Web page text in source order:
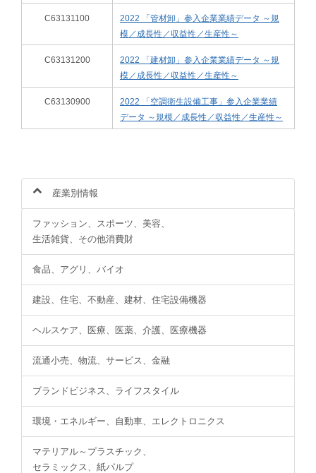
C63131100
2022 「管材卸」参入企業業績データ ～規
模／成長性／収益性／生産性～
C63131200
2022 「建材卸」参入企業業績データ ～規
模／成長性／収益性／生産性～
C63130900
2022 「空調衛生設備工事」参入企業業績
データ ～規模／成長性／収益性／生産性～
産業別情報
ファッション、スポーツ、美容、
生活雑貨、その他消費財
食品、アグリ、バイオ
建設、住宅、不動産、建材、住宅設備機器
ヘルスケア、医療、医薬、介護、医療機器
流通小売、物流、サービス、金融
ブランドビジネス、ライフスタイル
環境・エネルギー、自動車、エレクトロニクス
マテリアル～プラスチック、
セラミックス、紙パルプ